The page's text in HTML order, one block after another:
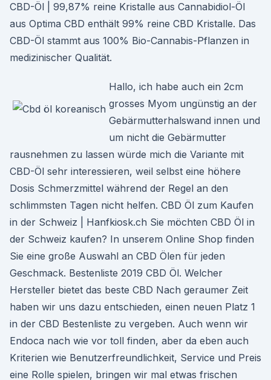
CBD-Öl | 99,87% reine Kristalle aus Cannabidiol-Öl
aus Optima CBD enthält 99% reine CBD Kristalle. Das
CBD-Öl stammt aus 100% Bio-Cannabis-Pflanzen in
medizinischer Qualität.
Hallo, ich habe auch ein 2cm
grosses Myom ungünstig an der
Gebärmutterhalswand innen und
um nicht die Gebärmutter
rausnehmen zu lassen würde mich die Variante mit
CBD-Öl sehr interessieren, weil selbst eine höhere
Dosis Schmerzmittel während der Regel an den
schlimmsten Tagen nicht helfen. CBD Öl zum Kaufen
in der Schweiz | Hanfkiosk.ch Sie möchten CBD Öl in
der Schweiz kaufen? In unserem Online Shop finden
Sie eine große Auswahl an CBD Ölen für jeden
Geschmack. Bestenliste 2019 CBD Öl. Welcher
Hersteller bietet das beste CBD Nach geraumer Zeit
haben wir uns dazu entschieden, einen neuen Platz 1
in der CBD Bestenliste zu vergeben. Auch wenn wir
Endoca nach wie vor toll finden, aber da eben auch
Kriterien wie Benutzerfreundlichkeit, Service und Preis
eine Rolle spielen, bringen wir mal etwas frischen